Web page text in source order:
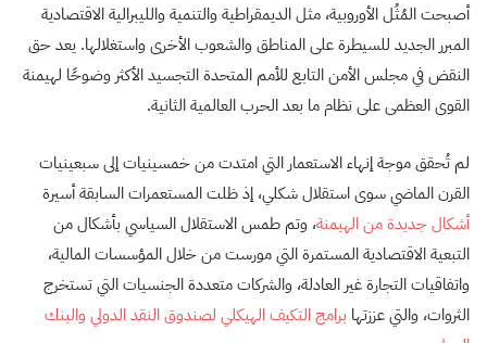
أصبحت المُثُل الأوروبية، مثل الديمقراطية والتنمية والليبرالية الاقتصادية
المبرر الجديد للسيطرة على المناطق والشعوب الأخرى واستغلالها. يعد حق
النقض في مجلس الأمن التابع للأمم المتحدة التجسيد الأكثر وضوحًا لهيمنة
القوى العظمى على نظام ما بعد الحرب العالمية الثانية.
لم تُحقق موجة إنهاء الاستعمار التي امتدت من خمسينيات إلى سبعينيات
القرن الماضي سوى استقلال شكلي، إذ ظلت المستعمرات السابقة أسيرة
أشكال جديدة من الهيمنة، وتم طمس الاستقلال السياسي بأشكال من
التبعية الاقتصادية المستمرة التي مورست من خلال المؤسسات المالية،
واتفاقيات التجارة غير العادلة، والشركات متعددة الجنسيات التي تستخرج
الثروات، والتي عززتها برامج التكيف الهيكلي لصندوق النقد الدولي والبنك